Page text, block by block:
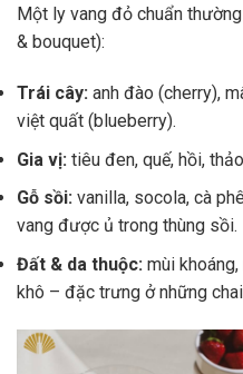
Một ly vang đỏ chuẩn
& bouquet):
Trái cây: anh đào (cherry),
việt quất (blueberry).
Gia vị: tiêu đen, quế, hồi,
Gỗ sồi: vanilla, socola, cà
vang được ủ trong thùng sồi.
Đất & da thuộc: mùi
khô – đặc trưng ở những